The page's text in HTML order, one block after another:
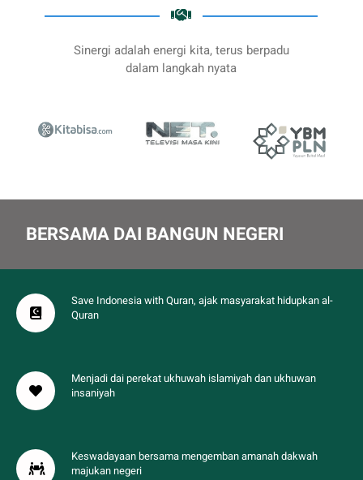
Sinergi adalah energi kita, terus berpadu
dalam langkah nyata
BERSAMA DAI BANGUN NEGERI
Save Indonesia with Quran, ajak masyarakat hidupkan al-
Quran
Menjadi dai perekat ukhuwah islamiyah dan ukhuwan
insaniyah
Keswadayaan bersama mengemban amanah dakwah
majukan negeri